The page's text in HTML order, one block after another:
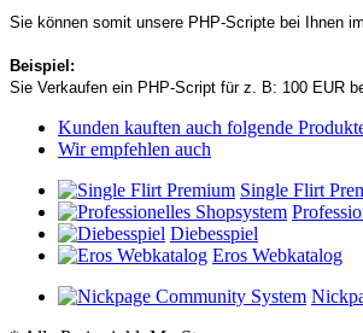
Sie können somit unsere PHP-Scripte bei Ihnen
Beispiel:
Sie Verkaufen ein PHP-Script für z. B: 100 EUR
Kunden kauften auch folgende
Wir empfehlen auch
Single Flirt
Diebesspiel
Eros Webkatalog